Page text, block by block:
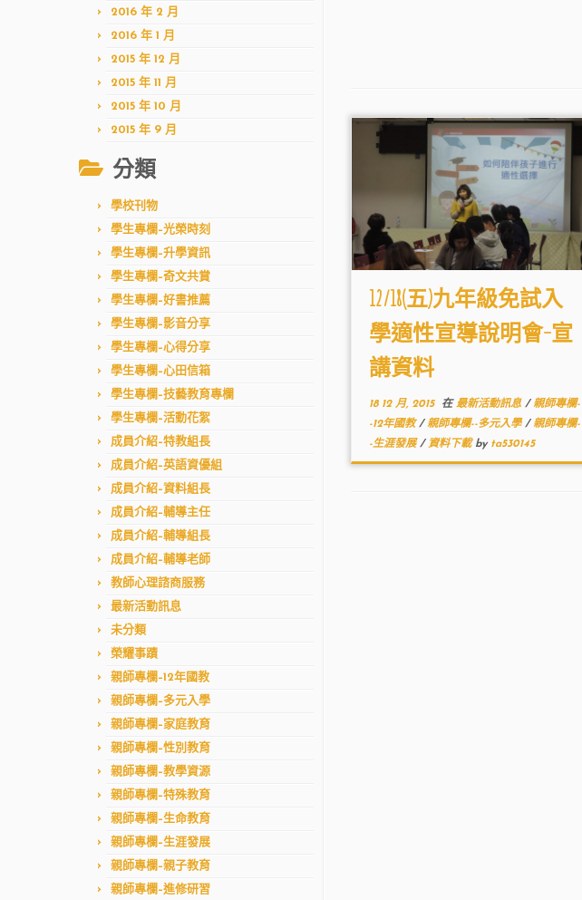
2016 年 2 月
2016 年 1 月
2015 年 12 月
2015 年 11 月
2015 年 10 月
2015 年 9 月
分類
學校刊物
學生專欄–光榮時刻
學生專欄–升學資訊
學生專欄–奇文共賞
學生專欄–好書推薦
學生專欄–影音分享
學生專欄–心得分享
學生專欄–心田信箱
學生專欄–技藝教育專欄
學生專欄–活動花絮
成員介紹–特教組長
成員介紹–英語資優組
成員介紹–資料組長
成員介紹–輔導主任
成員介紹–輔導組長
成員介紹–輔導老師
教師心理諮商服務
最新活動訊息
未分類
榮耀事蹟
親師專欄–12年國教
親師專欄–多元入學
親師專欄–家庭教育
親師專欄–性別教育
親師專欄–教學資源
親師專欄–特殊教育
親師專欄–生命教育
親師專欄–生涯發展
親師專欄–親子教育
親師專欄–進修研習
12/18(五)九年級免試入
學適性宣導說明會–宣
講資料
18 12 月, 2015在最新活動訊息/親師專欄-
-12年國教/親師專欄--多元入學/親師專欄-
-生涯發展/資料下載 by ta530145